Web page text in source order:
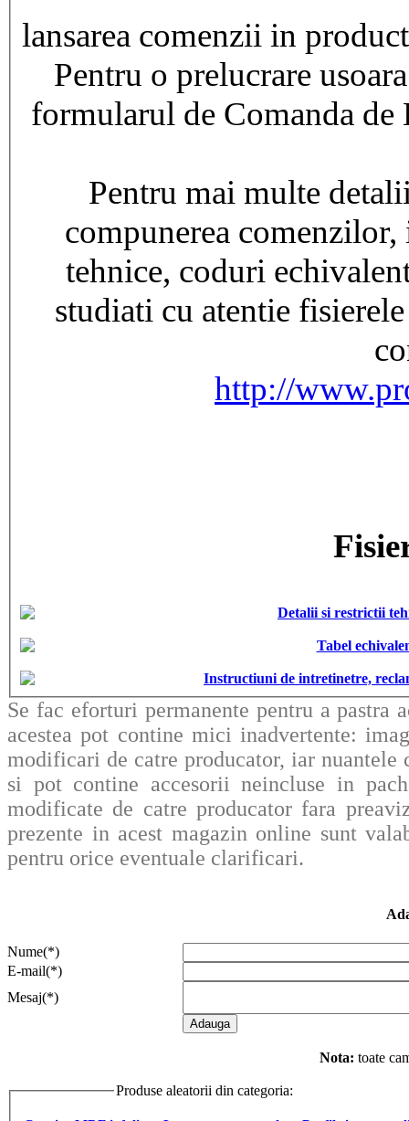
lansarea comenzii in
Pentru o prelucrare
formularul de Comanda
Pentru mai multe
compunerea
tehnice, coduri
studiati cu atentie
http://
Detalii si restrictii
Tabel
Instructiuni de intretinetre,
Se fac eforturi permanente pentru a pastra
acestea pot contine mici inadvertente:
modificari de catre producator, iar
si pot contine accesorii neincluse in
modificate de catre producator fara
prezente in acest magazin online sunt
pentru orice eventuale clarificari.
Nume(*)
E-mail(*)
Mesaj(*)
Nota: toate
Produse aleatorii din categoria: